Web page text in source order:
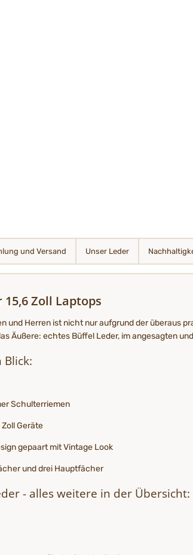
und Versand Unser Leder
Zoll Laptops
und Herren ist nicht nur aufgrund der überaus
Äußere: echtes Büffel Leder, im angesagten
Schulterriemen
Geräte
gepaart mit Vintage Look
und drei Hauptfächer
- alles weitere in der Übersicht: